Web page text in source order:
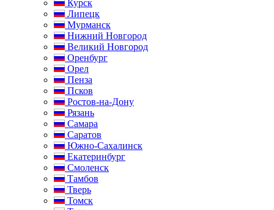
Курск
Липецк
Мурманск
Нижний Новгород
Великий Новгород
Оренбург
Орел
Пенза
Псков
Ростов-на-Дону
Рязань
Самара
Саратов
Южно-Сахалинск
Екатеринбург
Смоленск
Тамбов
Тверь
Томск